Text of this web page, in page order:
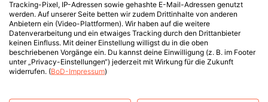
Tracking-Pixel, IP-Adressen sowie gehashte E-Mail-Adressen genutzt
werden. Auf unserer Seite betten wir zudem Drittinhalte von anderen
Anbietern ein (Video-Plattformen). Wir haben auf die weitere
Datenverarbeitung und ein etwaiges Tracking durch den Drittanbieter
keinen Einfluss. Mit deiner Einstellung willigst du in die oben
beschriebenen Vorgänge ein. Du kannst deine Einwilligung (z. B. im Footer
unter „Privacy-Einstellungen“) jederzeit mit Wirkung für die Zukunft
widerrufen. (BoD-Impressum)